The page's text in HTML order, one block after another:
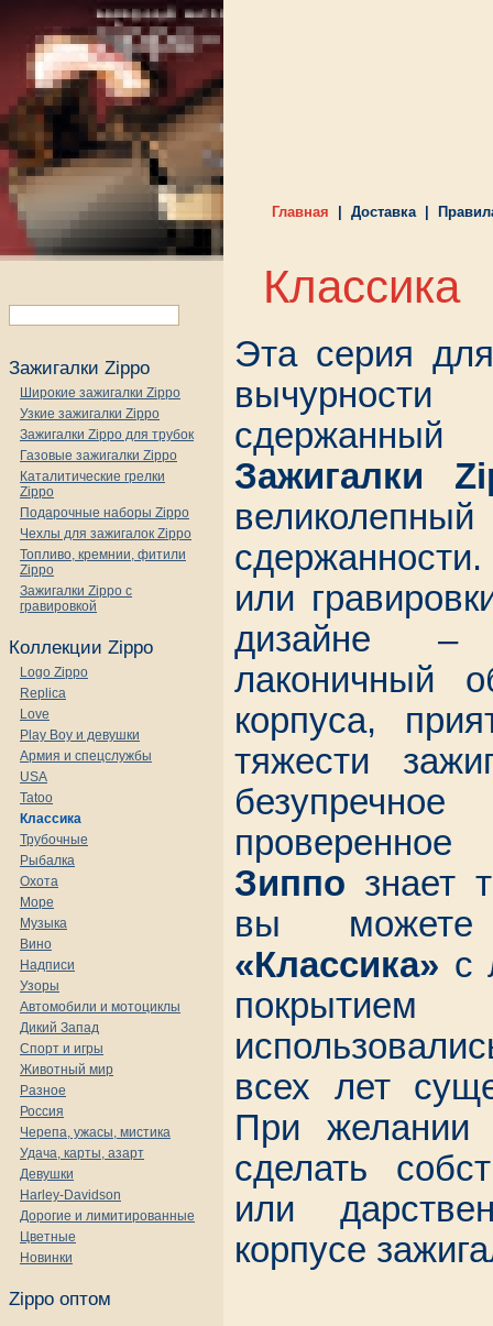
Главная Доставка
Зажигалки Zippo
Широкие зажигалки Zippo
Узкие зажигалки Zippo
Зажигалки Zippo для трубок
Газовые зажигалки Zippo
Каталитические грелки
Zippo
Подарочные наборы Zippo
Чехлы для зажигалок Zippo
Топливо, кремнии, фитили
Zippo
Зажигалки Zippo с
гравировкой
Коллекции Zippo
Logo Zippo
Replica
Love
Play Boy и девушки
Армия и спецслужбы
USA
Tatoo
Классика
Трубочные
Рыбалка
Охота
Море
Музыка
Вино
Надписи
Узоры
Автомобили и мотоциклы
Дикий Запад
Спорт и игры
Животный мир
Разное
Россия
Черепа, ужасы, мистика
Удача, карты, азарт
Девушки
Harley-Davidson
Дорогие и лимитированные
Цветные
Новинки
Zippo оптом
Классика
Эта серия
Зажигалки
или
дизайне –
лаконичный
корпуса,
тяжести
Зиппо знает
вы
«Классика» с
всех лет
При желании
сделать
или
корпусе